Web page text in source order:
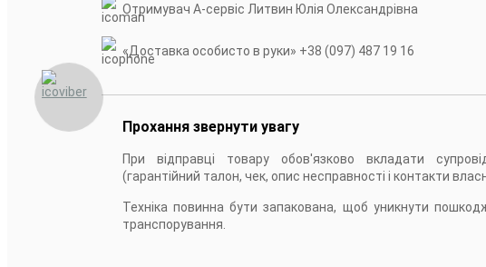
Отримувач А-сервiс Литвин Юлія Олександрівна
«Доставка особисто в руки» +38 (097) 487 19 16
Прохання звернути увагу
При відправці товару обов'язково вкладати
(гарантійний талон, чек, опис несправності і контакти
Техніка повинна бути запакована, щоб уникнути
транспорування.